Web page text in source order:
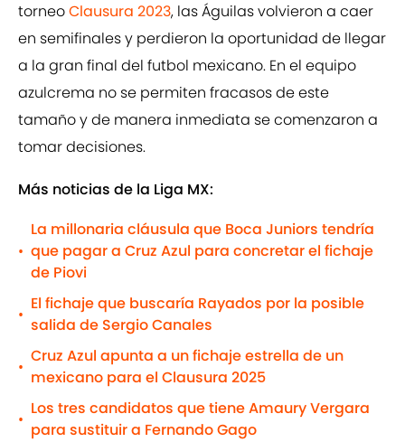
torneoClausura 2023, las Águilas volvieron a caer
en semifinales y perdieron la oportunidad de llegar
a la gran final del futbol mexicano. En el equipo
azulcrema no se permiten fracasos de este
tamaño y de manera inmediata se comenzaron a
tomar decisiones.
Más noticias de la Liga MX:
•
La millonaria cláusula que Boca Juniors tendría
que pagar a Cruz Azul para concretar el fichaje
de Piovi
•
El fichaje que buscaría Rayados por la posible
salida de Sergio Canales
•
Cruz Azul apunta a un fichaje estrella de un
mexicano para el Clausura 2025
•
Los tres candidatos que tiene Amaury Vergara
para sustituir a Fernando Gago